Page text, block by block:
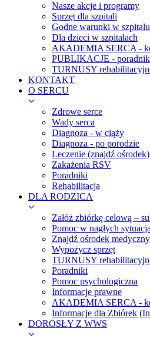
Nasze akcje i programy
Sprzęt dla szpitali
Godne warunki w szpitalu
Dla dzieci w szpitalach
AKADEMIA SERCA -
PUBLIKACJE -
TURNUSY
KONTAKT
O SERCU
Zdrowe serce
Wady serca
Diagnoza - w ciąży
Diagnoza - po porodzie
Leczenie (znajdź ośrodek)
Zakażenia RSV
Poradniki
Rehabilitacja
DLA RODZICA
Załóż zbiórkę celową –
Pomoc w nagłych
Znajdź ośrodek medyczny
Wypożycz sprzęt
TURNUSY
Poradniki
Pomoc psychologiczna
Informacje prawne
AKADEMIA SERCA -
Informacje dla Zbiórek
DOROSŁY Z WWS